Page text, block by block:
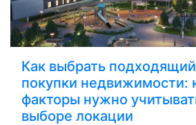
Как выбрать
покупки недвижимости:
факторы нужно
выборе локации